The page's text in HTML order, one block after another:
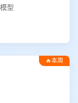
型
🔥本周